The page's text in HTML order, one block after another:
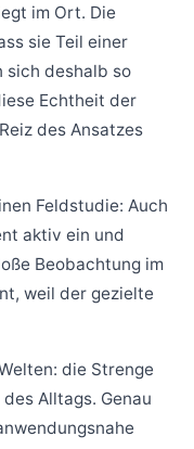
im Ort. Die
sie Teil einer
sich deshalb so
Echtheit der
des Ansatzes
Feldstudie: Auch
aktiv ein und
Beobachtung im
weil der gezielte
die Strenge
Alltags. Genau